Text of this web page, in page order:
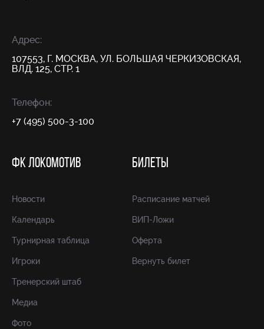
Адрес:
107553, Г. МОСКВА, УЛ. БОЛЬШАЯ ЧЕРКИЗОВСКАЯ,
ВЛД. 125, СТР. 1
Телефон:
+7 (495) 500-3-100
ФК ЛОКОМОТИВ
Новости
Календарь
Турнирная таблица
Игроки
Тренерский штаб
Медиа
Фото
БИЛЕТЫ
Расписание матчей
ВИП-Ложи
Оферта
Вернуть билет